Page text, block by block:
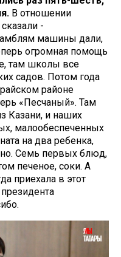
В отношении
-
машины дали,
огромная помощь
там школы все
садов. Потом года
районе
«Песчаный». Там
Казани, и наших
малообеспеченных
на два ребенка,
Семь первых блюд,
печеное, соки. А
приехала в этот